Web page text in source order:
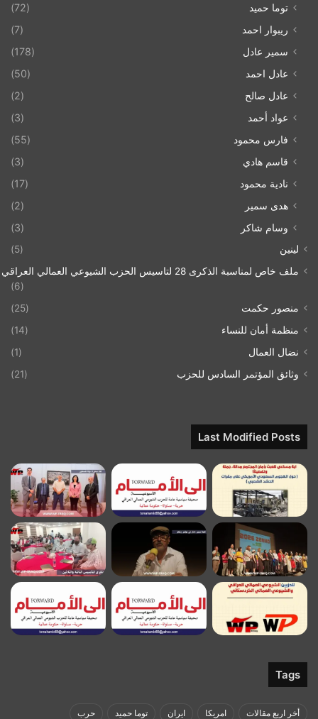
توما حميد
(72)
ريبوار احمد
(7)
سمير عادل
(178)
عادل احمد
(50)
عادل صالح
(2)
عواد أحمد
(3)
فارس محمود
(55)
قاسم هادي
(3)
نادية محمود
(17)
هدى سمير
(2)
وسام شاكر
(3)
لينين
(5)
ملف خاص لمناسبة الذكرى 28 لتاسيس الحزب الشيوعي العمالي العراقي 1993/07/21
(6)
منصور حكمت
(25)
منظمة أمان للنساء
(14)
نضال العمال
(1)
وثائق المؤتمر السادس للحزب
(21)
Last Modified Posts
Tags
أخر اربع مقالات امريكا ايران توما حميد حرب